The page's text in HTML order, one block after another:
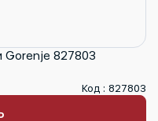
Gorenje 827803
Код : 827803